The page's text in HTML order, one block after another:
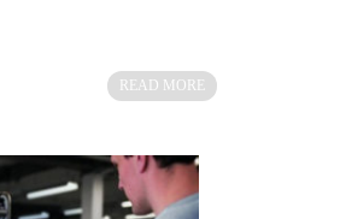
READ MORE